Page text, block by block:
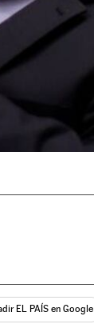
EL PAÍS en Google